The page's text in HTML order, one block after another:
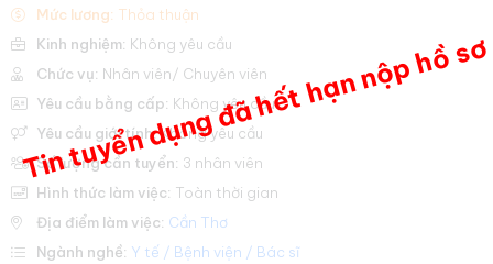
Mức lương: Thỏa thuận
Kinh nghiệm: Không yêu cầu
Chức vụ: Nhân viên/ Chuyên viên
Yêu cầu bằng cấp: Không yêu cầu
Yêu cầu giới tính:Không yêu cầu
Số lượng cần tuyển: 3 nhân viên
Hình thức làm việc: Toàn thời gian
Địa điểm làm việc: Cần Thơ
Ngành nghề: Y tế / Bệnh viện / Bác sĩ
Tin tuyển dụng đã hết hạn nộp hồ sơ